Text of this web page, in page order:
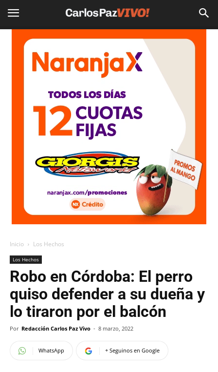
Inicio Los Hechos
Los Hechos
Robo en Córdoba: El perro
quiso defender a su dueña y
lo tiraron por el balcón
Por Redacción Carlos Paz Vivo - 8 marzo, 2022
WhatsApp + Seguinos en Google